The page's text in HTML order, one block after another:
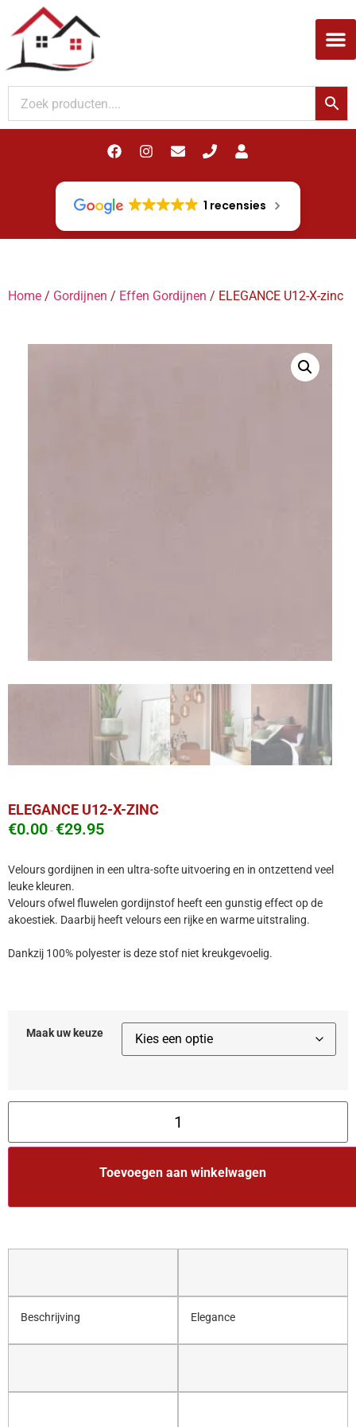
1 recensies
Home / Gordijnen / Effen Gordijnen / ELEGANCE U12-X-zinc
ELEGANCE U12-X-ZINC
€0.00-€29.95
Velours gordijnen in een ultra-softe uitvoering en in ontzettend veel
leuke kleuren.
Velours ofwel fluwelen gordijnstof heeft een gunstig effect op de
akoestiek. Daarbij heeft velours een rijke en warme uitstraling.
Dankzij 100% polyester is deze stof niet kreukgevoelig.
Maak uw keuze
Toevoegen aan winkelwagen
Beschrijving Elegance